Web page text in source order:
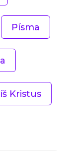
Písma
Kristus